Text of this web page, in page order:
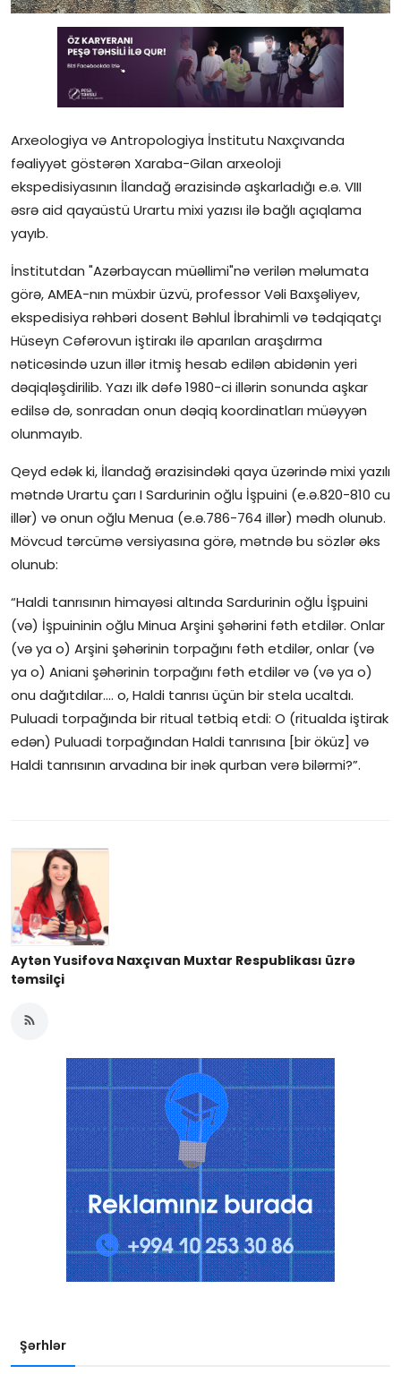
Reportaj
Pedaqogika
Qəzetin PDF arxivi
İctimai şura
Dünya
Arxeologiya və Antropologiya İnstitutu Naxçıvanda
fəaliyyət göstərən Xaraba-Gilan arxeoloji
ekspedisiyasının İlandağ ərazisində aşkarladığı e.ə. VIII
əsrə aid qayaüstü Urartu mixi yazısı ilə bağlı açıqlama
yayıb.
İnstitutdan "Azərbaycan müəllimi"nə verilən məlumata
görə, AMEA-nın müxbir üzvü, professor Vəli Baxşəliyev,
ekspedisiya rəhbəri dosent Bəhlul İbrahimli və tədqiqatçı
Hüseyn Cəfərovun iştirakı ilə aparılan araşdırma
nəticəsində uzun illər itmiş hesab edilən abidənin yeri
dəqiqləşdirilib. Yazı ilk dəfə 1980-ci illərin sonunda aşkar
edilsə də, sonradan onun dəqiq koordinatları müəyyən
olunmayıb.
Qeyd edək ki, İlandağ ərazisindəki qaya üzərində mixi yazılı
mətndə Urartu çarı I Sardurinin oğlu İşpuini (e.ə.820-810 cu
illər) və onun oğlu Menua (e.ə.786-764 illər) mədh olunub.
Mövcud tərcümə versiyasına görə, mətndə bu sözlər əks
olunub:
“Haldi tanrısının himayəsi altında Sardurinin oğlu İşpuini
(və) İşpuininin oğlu Minua Arşini şəhərini fəth etdilər. Onlar
(və ya o) Arşini şəhərinin torpağını fəth etdilər, onlar (və
ya o) Aniani şəhərinin torpağını fəth etdilər və (və ya o)
onu dağıtdılar.... o, Haldi tanrısı üçün bir stela ucaltdı.
Puluadi torpağında bir ritual tətbiq etdi: O (ritualda iştirak
edən) Puluadi torpağından Haldi tanrısına [bir öküz] və
Haldi tanrısının arvadına bir inək qurban verə bilərmi?”.
Aytən Yusifova Naxçıvan Muxtar Respublikası üzrə
təmsilçi
Şərhlər